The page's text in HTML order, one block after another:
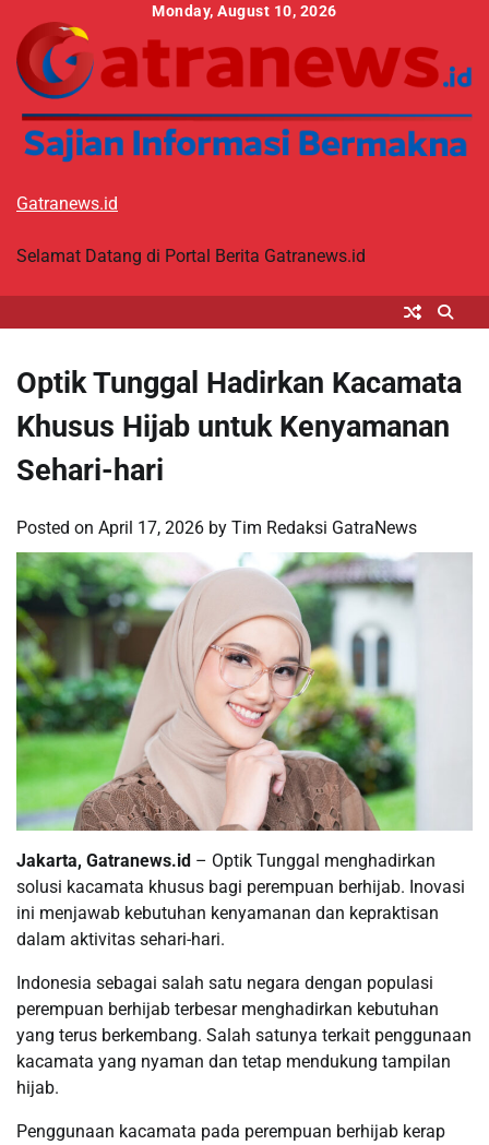
content
Monday, August 10, 2026
Gatranews.id
Selamat Datang di Portal Berita Gatranews.id
Optik Tunggal Hadirkan Kacamata
Khusus Hijab untuk Kenyamanan
Sehari-hari
Posted on April 17, 2026 by Tim Redaksi GatraNews
Jakarta, Gatranews.id – Optik Tunggal menghadirkan
solusi kacamata khusus bagi perempuan berhijab. Inovasi
ini menjawab kebutuhan kenyamanan dan kepraktisan
dalam aktivitas sehari-hari.
Indonesia sebagai salah satu negara dengan populasi
perempuan berhijab terbesar menghadirkan kebutuhan
yang terus berkembang. Salah satunya terkait penggunaan
kacamata yang nyaman dan tetap mendukung tampilan
hijab.
Penggunaan kacamata pada perempuan berhijab kerap